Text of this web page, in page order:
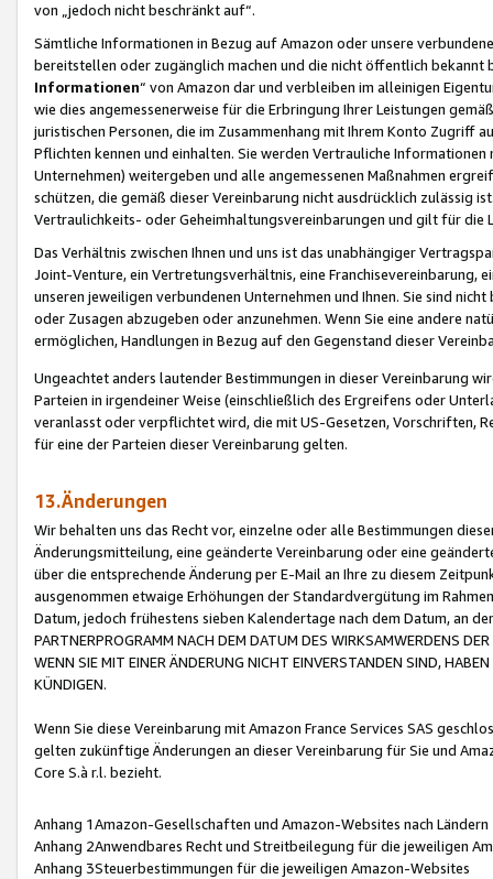
von „jedoch nicht beschränkt auf“.
Sämtliche Informationen in Bezug auf Amazon oder unsere
bereitstellen oder zugänglich machen und die nicht öffentlich
Informationen“ von Amazon dar und verbleiben im alleinigen
wie dies angemessenerweise für die Erbringung Ihrer Leistungen
juristischen Personen, die im Zusammenhang mit Ihrem Konto
Pflichten kennen und einhalten. Sie werden Vertrauliche
Unternehmen) weitergeben und alle angemessenen Maßnahmen
schützen, die gemäß dieser Vereinbarung nicht ausdrücklich zulässig
Vertraulichkeits- oder Geheimhaltungsvereinbarungen und gilt für die
Das Verhältnis zwischen Ihnen und uns ist das unabhängiger
Joint-Venture, ein Vertretungsverhältnis, eine Franchisevereinbarung,
unseren jeweiligen verbundenen Unternehmen und Ihnen. Sie sind
oder Zusagen abzugeben oder anzunehmen. Wenn Sie eine andere
ermöglichen, Handlungen in Bezug auf den Gegenstand dieser
Ungeachtet anders lautender Bestimmungen in dieser Vereinbarung
Parteien in irgendeiner Weise (einschließlich des Ergreifens oder
veranlasst oder verpflichtet wird, die mit US-Gesetzen, Vorschriften,
für eine der Parteien dieser Vereinbarung gelten.
13.Änderungen
Wir behalten uns das Recht vor, einzelne oder alle Bestimmungen
Änderungsmitteilung, eine geänderte Vereinbarung oder eine
über die entsprechende Änderung per E-Mail an Ihre zu diesem
ausgenommen etwaige Erhöhungen der Standardvergütung im
Datum, jedoch frühestens sieben Kalendertage nach dem Datum, an
PARTNERPROGRAMM NACH DEM DATUM DES WIRKSAMWERDENS
WENN SIE MIT EINER ÄNDERUNG NICHT EINVERSTANDEN SIND,
KÜNDIGEN.
Wenn Sie diese Vereinbarung mit Amazon France Services SAS
gelten zukünftige Änderungen an dieser Vereinbarung für Sie und
Core S.à r.l. bezieht.
Anhang 1Amazon-Gesellschaften und Amazon-Websites nach Ländern
Anhang 2Anwendbares Recht und Streitbeilegung für die jeweiligen
Anhang 3Steuerbestimmungen für die jeweiligen Amazon-Websites